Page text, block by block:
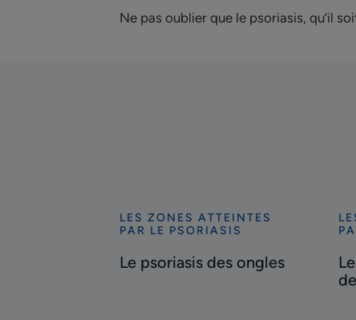
Ne pas oublier que le psoriasis, qu’il
Découvrir
psoriasis
LES ZONES ATTEINTES
PAR LE PSORIASIS
Le psoriasis des ongles
du